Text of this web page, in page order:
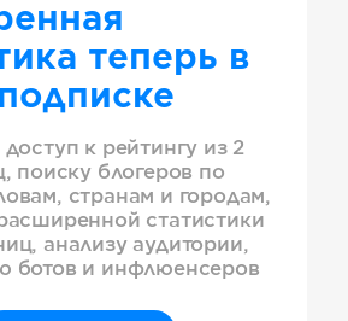
теперь в
к рейтингу из 2
поиску блогеров по
странам и городам,
статистики
анализу аудитории,
ботов и инфлюенсеров